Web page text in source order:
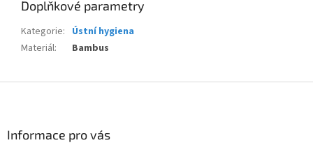
Doplňkové parametry
Kategorie: Ústní hygiena
Materiál: Bambus
Informace pro vás